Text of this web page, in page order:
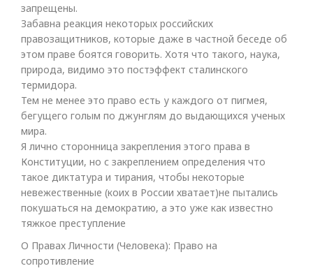
запрещены.
Забавна реакция некоторых российских
правозащитников, которые даже в частной беседе об
этом праве боятся говорить. Хотя что такого, наука,
природа, видимо это постэффект сталинского
термидора.
Тем не менее это право есть у каждого от пигмея,
бегущего голым по джунглям до выдающихся ученых
мира.
Я лично сторонница закрепления этого права в
Конституции, но с закреплением определения что
такое диктатура и тирания, чтобы некоторые
невежественные (коих в России хватает)не пытались
покушаться на демократию, а это уже как известно
тяжкое преступление
О Правах Личности (Человека): Право на
сопротивление